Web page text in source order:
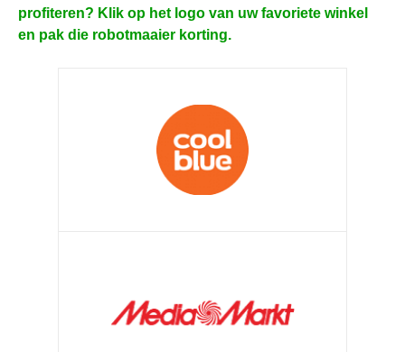
profiteren? Klik op het logo van uw favoriete winkel
en pak die robotmaaier korting.